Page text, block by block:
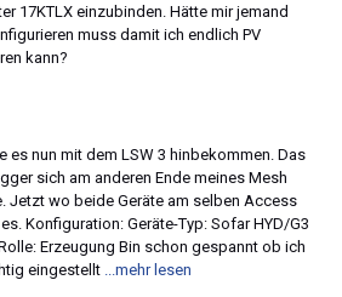
17KTLX einzubinden. Hätte mir jemand
muss damit ich endlich PV
kann?
es nun mit dem LSW 3 hinbekommen. Das
sich am anderen Ende meines Mesh
Jetzt wo beide Geräte am selben Access
Konfiguration: Geräte-Typ: Sofar HYD/G3
Erzeugung Bin schon gespannt ob ich
eingestellt
...mehr lesen